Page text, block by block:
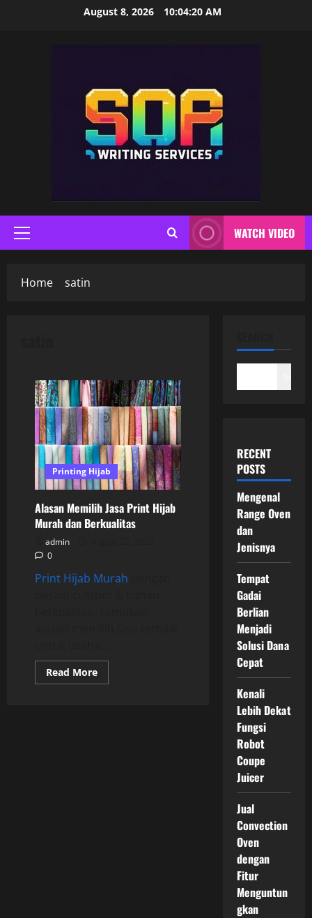
August 8, 2026 10:04:21 AM
Primary
Menu
WATCH VIDEO
Home satin
Printing Hijab
Alasan Memilih Jasa Print Hijab
Murah dan Berkualitas
admin
0
Print Hijab Murah
Read MoreRead
more
RECENT
POSTS
Mengenal
Range Oven
dan
Jenisnya
Tempat
Gadai
Berlian
Menjadi
Solusi Dana
Cepat
Kenali
Lebih Dekat
Fungsi
Robot
Coupe
Juicer
Jual
Convection
Oven
dengan
Fitur
Menguntun
gkan